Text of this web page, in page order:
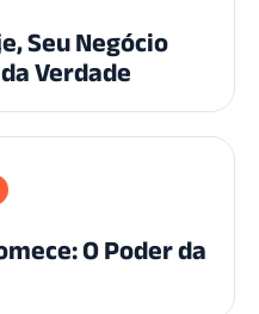
Seu Negócio
Verdade
O Poder da